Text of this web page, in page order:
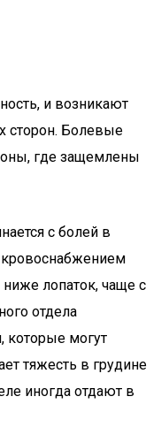
и возникают
сторон. Болевые
где защемлены
с болей в
кровоснабжением
лопаток, чаще с
отдела
которые могут
тяжесть в грудине
иногда отдают в